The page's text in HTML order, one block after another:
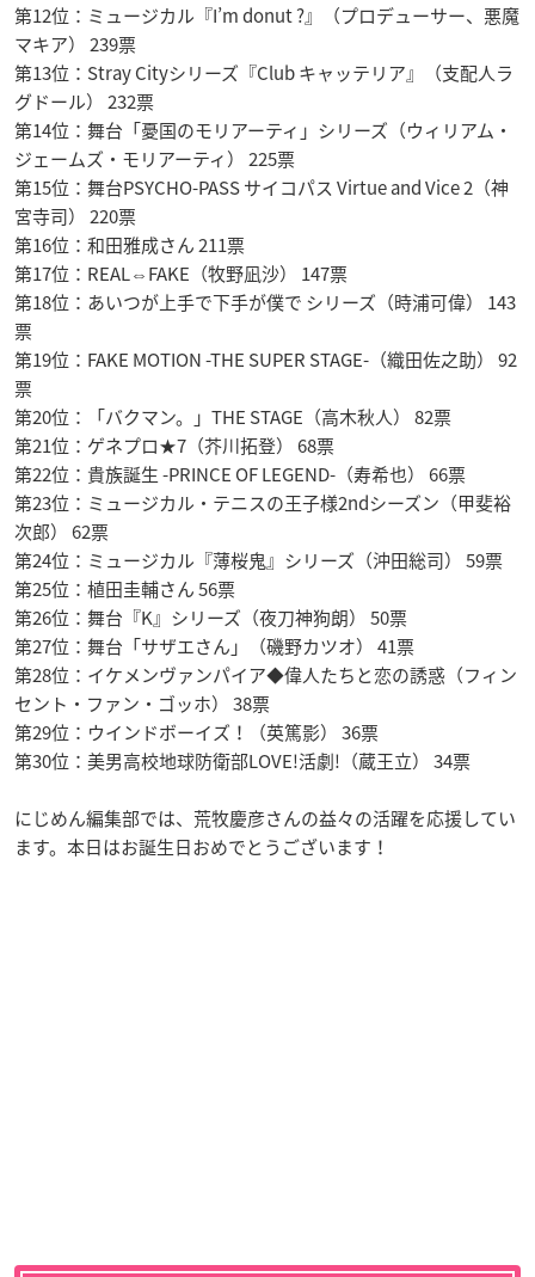
第12位：ミュージカル『I’m donut ?』（プロデューサー、悪魔
マキア） 239票
第13位：Stray Cityシリーズ『Club キャッテリア』（支配人ラ
グドール） 232票
第14位：舞台「憂国のモリアーティ」シリーズ（ウィリアム・
ジェームズ・モリアーティ） 225票
第15位：舞台PSYCHO-PASS サイコパス Virtue and Vice 2（神
宮寺司） 220票
第16位：和田雅成さん 211票
第17位：REAL⇔FAKE（牧野凪沙） 147票
第18位：あいつが上手で下手が僕で シリーズ（時浦可偉） 143
票
第19位：FAKE MOTION -THE SUPER STAGE-（織田佐之助） 92
票
第20位：「バクマン。」THE STAGE（高木秋人） 82票
第21位：ゲネプロ★7（芥川拓登） 68票
第22位：貴族誕生 -PRINCE OF LEGEND-（寿希也） 66票
第23位：ミュージカル・テニスの王子様2ndシーズン（甲斐裕
次郎） 62票
第24位：ミュージカル『薄桜鬼』シリーズ（沖田総司） 59票
第25位：植田圭輔さん 56票
第26位：舞台『K』シリーズ（夜刀神狗朗） 50票
第27位：舞台「サザエさん」（磯野カツオ） 41票
第28位：イケメンヴァンパイア◆偉人たちと恋の誘惑（フィン
セント・ファン・ゴッホ） 38票
第29位：ウインドボーイズ！（英篤影） 36票
第30位：美男高校地球防衛部LOVE!活劇!（蔵王立） 34票
にじめん編集部では、荒牧慶彦さんの益々の活躍を応援してい
ます。本日はお誕生日おめでとうございます！